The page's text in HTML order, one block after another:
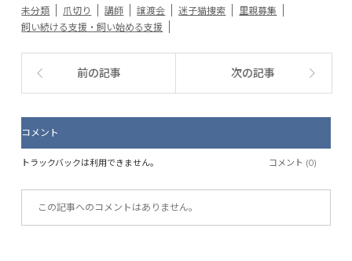
未分類
爪切り 講師 譲渡会 迷子猫捜索
里親募集
飼い続ける支援・飼い始める支援
前の記事 次の記事
コメント
トラックバックは利用できません。 コメント (0)
この記事へのコメントはありません。